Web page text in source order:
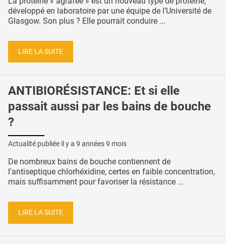
développé en laboratoire par une équipe de l’Université de
Glasgow. Son plus ? Elle pourrait conduire ...
LIRE LA SUITE
ANTIBIORÉSISTANCE: Et si elle
passait aussi par les bains de bouche
?
Actualité publiée il y a 9 années 9 mois
De nombreux bains de bouche contiennent de
l'antiseptique chlorhéxidine, certes en faible concentration,
mais suffisamment pour favoriser la résistance ...
LIRE LA SUITE